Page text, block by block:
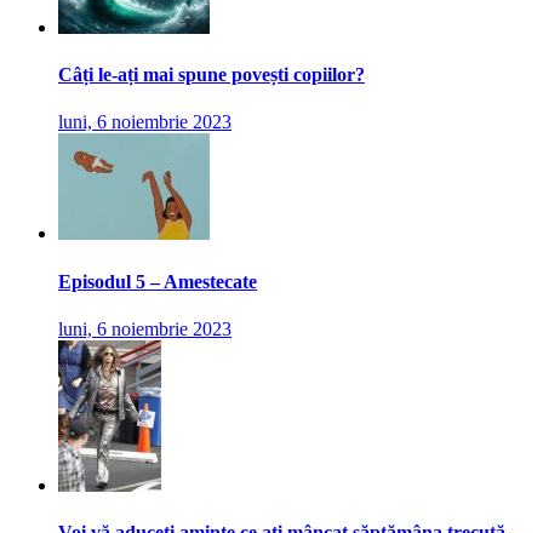
Câți le-ați mai spune povești copiilor?
luni, 6 noiembrie 2023
Episodul 5 – Amestecate
luni, 6 noiembrie 2023